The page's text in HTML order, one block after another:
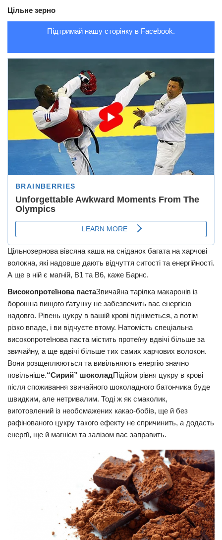
Курйози
Суспільство
Цільне зерно
Підтримай нашу сторінку в Facebook.
Цільнозернова вівсяна каша на сніданок багата на харчові
волокна, які надовше дають відчуття ситості та енергійності.
А ще в ній є магній, В1 та В6, каже Барнс.
Високопротеїнова пастаЗвичайна тарілка макаронів із
борошна вищого ґатунку не забезпечить вас енергією
надовго. Рівень цукру в вашій крові підніметься, а потім
різко впаде, і ви відчуєте втому. Натомість спеціальна
високопротеїнова паста містить протеїну вдвічі більше за
звичайну, а ще вдвічі більше тих самих харчових волокон.
Вони розщеплюються та вивільняють енергію значно
повільніше.“Сирий” шоколадПідйом рівня цукру в крові
після споживання звичайного шоколадного батончика буде
швидким, але нетривалим. Тоді ж як смаколик,
виготовлений із необсмажених какао-бобів, ще й без
рафінованого цукру такого ефекту не спричинить, а додасть
енергії, ще й магнієм та залізом вас заправить.